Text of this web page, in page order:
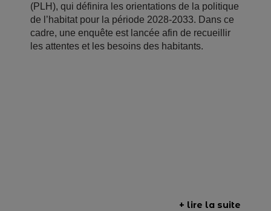
(PLH), qui définira les orientations de la politique
de l’habitat pour la période 2028-2033. Dans ce
cadre, une enquête est lancée afin de recueillir
les attentes et les besoins des habitants.
+ lire la suite